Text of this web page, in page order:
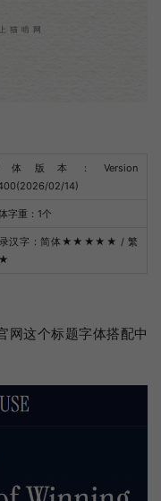
猫啃网
体版本：Version
02/14)
字重：1个
汉字：简体 ★★★★★ / 繁
★
网这个标题字体搭配中